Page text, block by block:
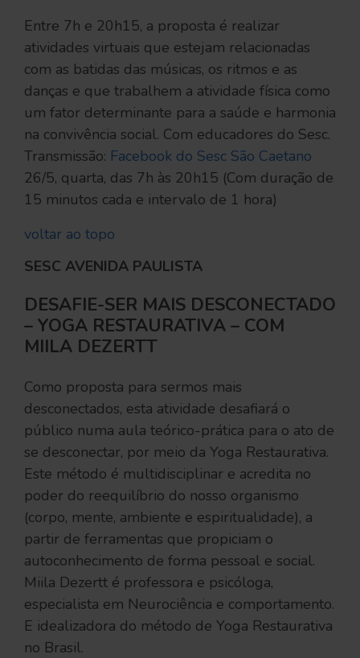
Entre 7h e 20h15, a proposta é realizar
atividades virtuais que estejam relacionadas
com as batidas das músicas, os ritmos e as
danças e que trabalhem a atividade física como
um fator determinante para a saúde e harmonia
na convivência social. Com educadores do Sesc.
Transmissão: Facebook do Sesc São Caetano
26/5, quarta, das 7h às 20h15 (Com duração de
15 minutos cada e intervalo de 1 hora)
voltar ao topo
SESC AVENIDA PAULISTA
DESAFIE-SER MAIS DESCONECTADO
– YOGA RESTAURATIVA – COM
MIILA DEZERTT
Como proposta para sermos mais
desconectados, esta atividade desafiará o
público numa aula teórico-prática para o ato de
se desconectar, por meio da Yoga Restaurativa.
Este método é multidisciplinar e acredita no
poder do reequilíbrio do nosso organismo
(corpo, mente, ambiente e espiritualidade), a
partir de ferramentas que propiciam o
autoconhecimento de forma pessoal e social.
Miila Dezertt é professora e psicóloga,
especialista em Neurociência e comportamento.
E idealizadora do método de Yoga Restaurativa
no Brasil.